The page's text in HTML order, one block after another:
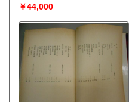
￥44,000